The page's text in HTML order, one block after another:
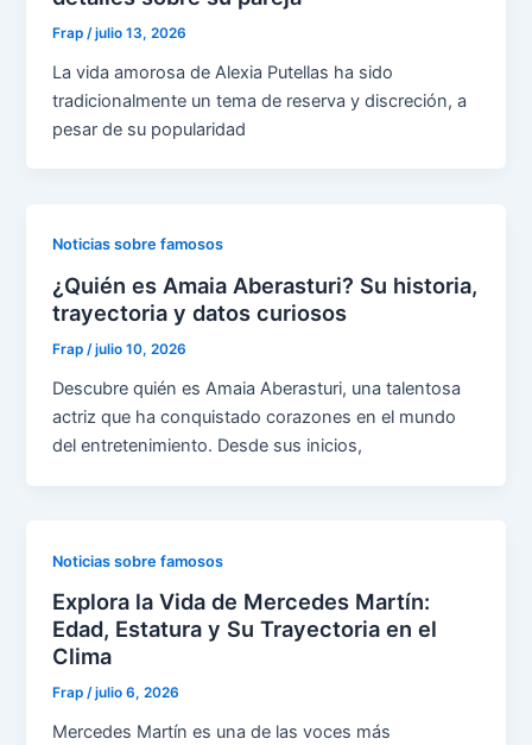
Frap /julio 13, 2026
La vida amorosa de Alexia Putellas ha sido
tradicionalmente un tema de reserva y discreción, a
pesar de su popularidad
Noticias sobre famosos
¿Quién es Amaia Aberasturi? Su historia,
trayectoria y datos curiosos
Frap/julio 10, 2026
Descubre quién es Amaia Aberasturi, una talentosa
actriz que ha conquistado corazones en el mundo
del entretenimiento. Desde sus inicios,
Noticias sobre famosos
Explora la Vida de Mercedes Martín:
Edad, Estatura y Su Trayectoria en el
Clima
Frap/julio 6, 2026
Mercedes Martín es una de las voces más